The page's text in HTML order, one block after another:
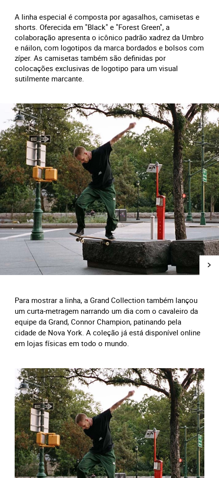
A linha especial é composta por agasalhos, camisetas e
shorts. Oferecida em "Black" e "Forest Green", a
colaboração apresenta o icônico padrão xadrez da Umbro
e náilon, com logotipos da marca bordados e bolsos com
zíper. As camisetas também são definidas por
colocações exclusivas de logotipo para um visual
sutilmente marcante.
Para mostrar a linha, a Grand Collection também lançou
um curta-metragem narrando um dia com o cavaleiro da
equipe da Grand, Connor Champion, patinando pela
cidade de Nova York. A coleção já está disponível online
em lojas físicas em todo o mundo.